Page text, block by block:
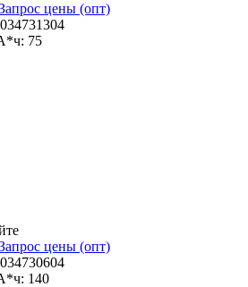
цены (опт)
75
цены (опт)
140